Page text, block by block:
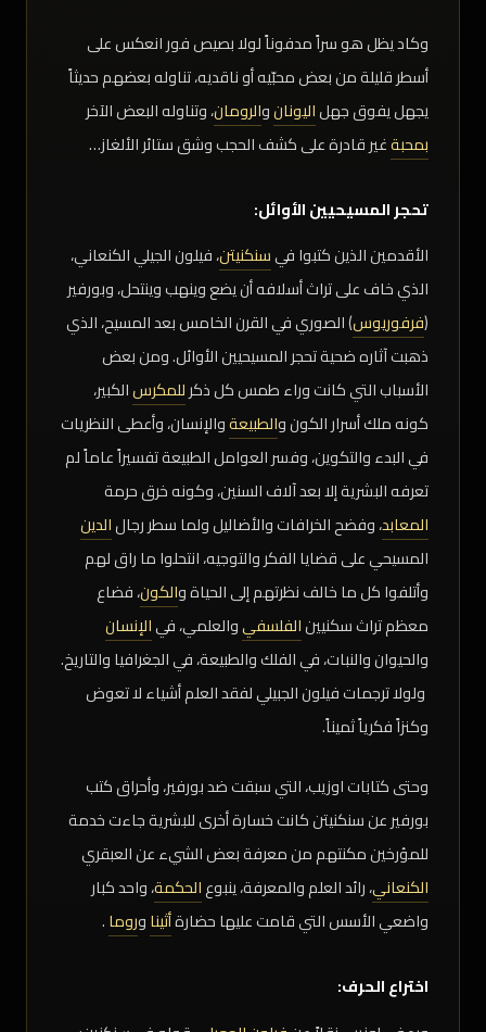
وكاد يظل هو سراً مدفوناً لولا بصيص فور انعكس على
أسطر قليلة من بعض محبّيه أو ناقديه، تناوله بعضهم حديثاً
يجهل يفوق جهلاليونانوالرومان، وتناوله البعض الآخر
بمحبةغير قادرة على كشف الحجب وشق ستائر الألغاز…
تحجر المسيحيين الأوائل:
الأقدمين الذين كتبوا فيسنکنیتن، فيلون الجيلي الكنعاني،
الذي خاف على تراث أسلافه أن يضع وينهب وينتحل، وبورفير
(فرفوریوس) الصوري في القرن الخامس بعد المسيح، الذي
ذهبت آثاره ضحية تحجر المسيحيين الأوائل. ومن بعض
الأسباب التي كانت وراء طمس كل ذکرللمكرسالكبير،
كونه ملك أسرار الكون والطبيعةوالإنسان، وأعطى النظريات
في البدء والتكوين، وفسر العوامل الطبيعة تفسيراً عاماً لم
تعرفه البشرية إلا بعد آلاف السنين، وكونه خرق حرمة
المعابد، وفضح الخرافات والأضاليل ولما سطر رجالالدين
المسيحي على قضايا الفكر والتوجيه، انتحلوا ما راق لهم
وأتلفوا كل ما خالف نظرتهم إلى الحياة والكون، فضاع
معظم تراث سكنيينالفلسفيوالعلمي، فيالإنسان
والحيوان والنبات، في الفلك والطبيعة، في الجغرافيا والتاريخ.
ولولا ترجمات فيلون الجبيلي لفقد العلم أشياء لا تعوض
وكنزاً فكرياً ثميناً.
وحتى كتابات اوزيب، التي سبقت ضد بورفير، وأحراق كتب
بورفير عن سنکنیتن كانت خسارة أخرى للبشرية جاءت خدمة
للمؤرخين مكنتهم من معرفة بعض الشيء عن العبقري
الكنعاني، رائد العلم والمعرفة، ينبوعالحكمة، واحد كبار
واضعي الأسس التي قامت عليها حضارةأثيناوروما.
اختراع الحرف: